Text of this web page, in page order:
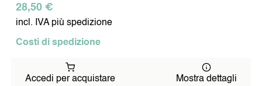
28,50 €
incl. IVA più spedizione
Costi di spedizione
Accedi per acquistare Mostra dettagli